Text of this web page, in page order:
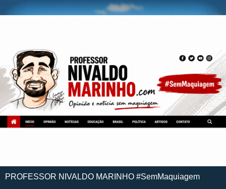
PROFESSOR NIVALDO MARINHO #SemMaquiagem